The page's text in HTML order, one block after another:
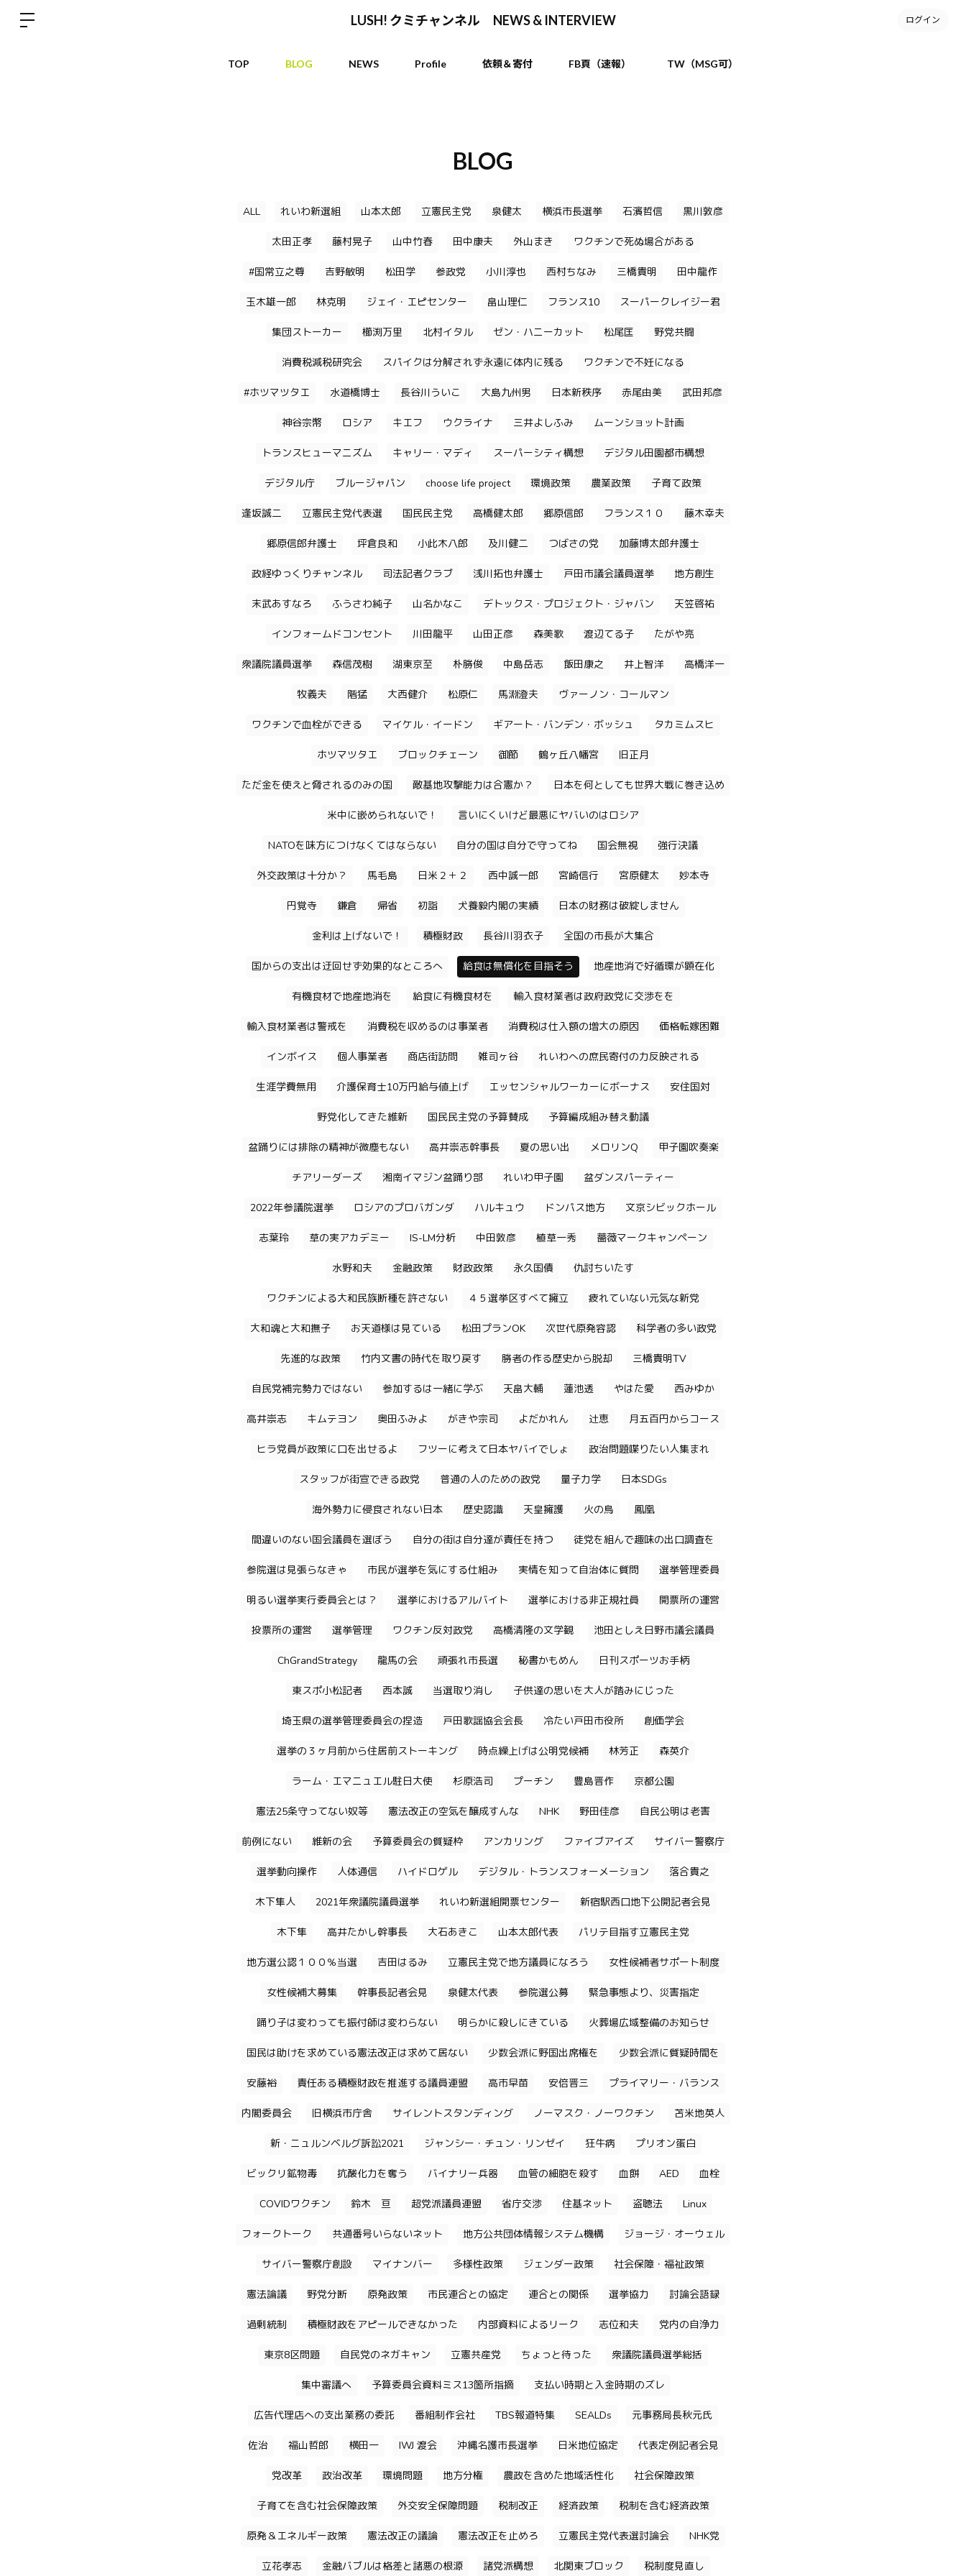
LUSH! クミチャンネル NEWS & INTERVIEW ログイン
TOP BLOG NEWS Profile 依頼＆寄付 FB頁（速報） TW（MSG可）
BLOG
ALL れいわ新選組 山本太郎 立憲民主党 泉健太 横浜市長選挙 石濱哲信 黒川敦彦
太田正孝 藤村晃子 山中竹春 田中康夫 外山まき ワクチンで死ぬ場合がある
#国常立之尊 吉野敏明 松田学 参政党 小川淳也 西村ちなみ 三橋貴明 田中龍作
玉木雄一郎 林克明 ジェイ・エピセンター 畠山理仁 フランス10 スーパークレイジー君
集団ストーカー 櫛渕万里 北村イタル ゼン・ハニーカット 松尾匡 野党共闘
消費税減税研究会 スパイクは分解されず永遠に体内に残る ワクチンで不妊になる
#ホツマツタエ 水道橋博士 長谷川ういこ 大島九州男 日本新秩序 赤尾由美 武田邦彦
神谷宗幣 ロシア キエフ ウクライナ 三井よしふみ ムーンショット計画
トランスヒューマニズム キャリー・マディ スーパーシティ構想 デジタル田園都市構想
デジタル庁 ブルージャパン choose life project 環境政策 農業政策 子育て政策
逢坂誠二 立憲民主党代表選 国民民主党 高橋健太郎 郷原信郎 フランス１０ 藤木幸夫
郷原信郎弁護士 坪倉良和 小此木八郎 及川健二 つばさの党 加藤博太郎弁護士
政経ゆっくりチャンネル 司法記者クラブ 浅川拓也弁護士 戸田市議会議員選挙 地方創生
末武あすなろ ふうさわ純子 山名かなこ デトックス・プロジェクト・ジャバン 天笠啓祐
インフォームドコンセント 川田龍平 山田正彦 森美歌 渡辺てる子 たがや亮
衆議院議員選挙 森信茂樹 湖東京至 朴勝俊 中島岳志 飯田康之 井上智洋 高橋洋一
牧義夫 階猛 大西健介 松原仁 馬淵澄夫 ヴァーノン・コールマン
ワクチンで血栓ができる マイケル・イードン ギアート・バンデン・ボッシュ タカミムスヒ
ホツマツタエ ブロックチェーン 御節 鶴ヶ丘八幡宮 旧正月
ただ金を使えと脅されるのみの国 敵基地攻撃能力は合憲か？ 日本を何としても世界大戦に巻き込め
米中に嵌められないで！ 言いにくいけど最悪にヤバいのはロシア
NATOを味方につけなくてはならない 自分の国は自分で守ってね 国会無視 強行決議
外交政策は十分か？ 馬毛島 日米２＋２ 西中誠一郎 宮崎信行 宮原健太 妙本寺
円覚寺 鎌倉 帰省 初詣 犬養毅内閣の実績 日本の財務は破綻しません
金利は上げないで！ 積極財政 長谷川羽衣子 全国の市長が大集合
国からの支出は迂回せず効果的なところへ 給食は無償化を目指そう 地産地消で好循環が顕在化
有機食材で地産地消を 給食に有機食材を 輸入食材業者は政府政党に交渉をを
輸入食材業者は警戒を 消費税を収めるのは事業者 消費税は仕入額の増大の原因 価格転嫁困難
インボイス 個人事業者 商店街訪問 雑司ヶ谷 れいわへの庶民寄付の力反映される
生涯学費無用 介護保育士10万円給与値上げ エッセンシャルワーカーにボーナス 安住国対
野党化してきた維新 国民民主党の予算賛成 予算編成組み替え動議
盆踊りには排除の精神が微塵もない 高井崇志幹事長 夏の思い出 メロリンQ 甲子園吹奏楽
チアリーダーズ 湘南イマジン盆踊り部 れいわ甲子園 盆ダンスパーティー
2022年参議院選挙 ロシアのプロバガンダ ハルキュウ ドンパス地方 文京シビックホール
志葉玲 草の実アカデミー IS-LM分析 中田敦彦 植草一秀 薔薇マークキャンペーン
水野和夫 金融政策 財政政策 永久国債 仇討ちいたす
ワクチンによる大和民族断種を許さない ４５選挙区すべて擁立 疲れていない元気な新党
大和魂と大和撫子 お天道様は見ている 松田プランOK 次世代原発容認 科学者の多い政党
先進的な政策 竹内文書の時代を取り戻す 勝者の作る歴史から脱却 三橋貴明TV
自民党補完勢力ではない 参加するは一緒に学ぶ 天畠大輔 蓮池透 やはた愛 西みゆか
高井崇志 キムテヨン 奥田ふみよ がきや宗司 よだかれん 辻恵 月五百円からコース
ヒラ党員が政策に口を出せるよ フツーに考えて日本ヤバイでしょ 政治問題喋りたい人集まれ
スタッフが街宣できる政党 普通の人のための政党 量子力学 日本SDGs
海外勢力に侵食されない日本 歴史認識 天皇擁護 火の鳥 鳳凰
間違いのない国会議員を選ぼう 自分の街は自分達が責任を持つ 徒党を組んで趣味の出口調査を
参院選は見張らなきゃ 市民が選挙を気にする仕組み 実情を知って自治体に質問 選挙管理委員
明るい選挙実行委員会とは？ 選挙におけるアルバイト 選挙における非正規社員 開票所の運営
投票所の運営 選挙管理 ワクチン反対政党 高橋清隆の文学観 池田としえ日野市議会議員
ChGrandStrategy 龍馬の会 頑張れ市長選 秘書かもめん 日刊スポーツお手柄
東スポ小松記者 西本誠 当選取り消し 子供達の思いを大人が踏みにじった
埼玉県の選挙管理委員会の捏造 戸田歌謡協会会長 冷たい戸田市役所 創価学会
選挙の３ヶ月前から住居前ストーキング 時点繰上げは公明党候補 林芳正 森英介
ラーム・エマニュエル駐日大使 杉原浩司 プーチン 豊島晋作 京都公園
憲法25条守ってない奴等 憲法改正の空気を醸成すんな NHK 野田佳彦 自民公明は老害
前例にない 維新の会 予算委員会の質疑枠 アンカリング ファイブアイズ サイバー警察庁
選挙動向操作 人体通信 ハイドロゲル デジタル・トランスフォーメーション 落合貴之
木下隼人 2021年衆議院議員選挙 れいわ新選組開票センター 新宿駅西口地下公開記者会見
木下隼 高井たかし幹事長 大石あきこ 山本太郎代表 パリテ目指す立憲民主党
地方選公認１００％当選 吉田はるみ 立憲民主党で地方議員になろう 女性候補者サポート制度
女性候補大募集 幹事長記者会見 泉健太代表 参院選公募 緊急事態より、災害指定
踊り子は変わっても振付師は変わらない 明らかに殺しにきている 火葬場広域整備のお知らせ
国民は助けを求めている憲法改正は求めて居ない 少数会派に野国出席権を 少数会派に質疑時間を
安藤裕 責任ある積極財政を推進する議員連盟 高市早苗 安倍晋三 プライマリー・バランス
内閣委員会 旧横浜市庁舎 サイレントスタンディング ノーマスク・ノーワクチン 苫米地英人
新・ニュルンベルグ訴訟2021 ジャンシー・チュン・リンゼイ 狂牛病 プリオン蛋白
ビックリ鉱物毒 抗酸化力を奪う バイナリー兵器 血管の細胞を殺す 血餅 AED 血栓
COVIDワクチン 鈴木 亘 超党派議員連盟 省庁交渉 住基ネット 盗聴法 Linux
フォークトーク 共通番号いらないネット 地方公共団体情報システム機構 ジョージ・オーウェル
サイバー警察庁創設 マイナンバー 多様性政策 ジェンダー政策 社会保障・福祉政策
憲法論議 野党分断 原発政策 市民連合との協定 連合との関係 選挙協力 討論会語録
過剰統制 積極財政をアピールできなかった 内部資料によるリーク 志位和夫 党内の自浄力
東京8区問題 自民党のネガキャン 立憲共産党 ちょっと待った 衆議院議員選挙総括
集中審議へ 予算委員会資料ミス13箇所指摘 支払い時期と入金時期のズレ
広告代理店への支出業務の委託 番組制作会社 TBS報道特集 SEALDs 元事務局長秋元氏
佐治 福山哲郎 横田一 IWJ 渡会 沖縄名護市長選挙 日米地位協定 代表定例記者会見
党改革 政治改革 環境問題 地方分権 農政を含めた地域活性化 社会保障政策
子育てを含む社会保障政策 外交安全保障問題 税制改正 経済政策 税制を含む経済政策
原発＆エネルギー政策 憲法改正の議論 憲法改正を止めろ 立憲民主党代表選討論会 NHK党
立花孝志 金融バブルは格差と諸悪の根源 諸党派構想 北関東ブロック 税制度見直し